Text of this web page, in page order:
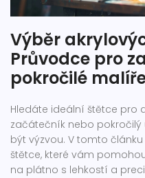
Výběr
Průvodce pro
pokročilé
Hledáte ideální štětce pro
začátečník nebo
být výzvou. V tomto
štětce, které vám
na plátno s lehkostí a